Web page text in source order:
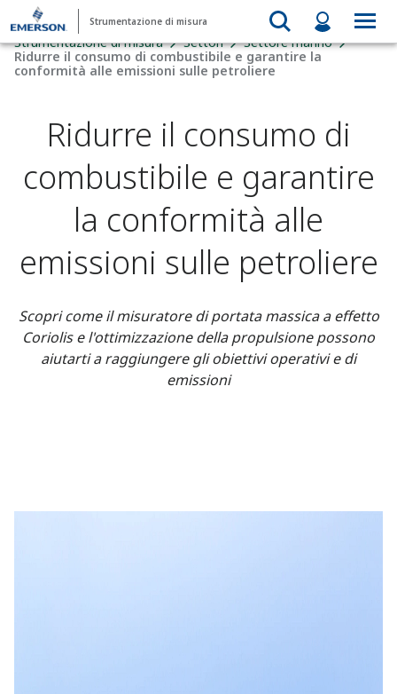
Strumentazione di misura
Strumentazione di misura Settori
Settore marino
Ridurre il consumo di combustibile e garantire la
conformità alle emissioni sulle petroliere
Ridurre il consumo di
combustibile e garantire
la conformità alle
emissioni sulle petroliere
Scopri come il misuratore di portata massica a effetto
Coriolis e l'ottimizzazione della propulsione possono
aiutarti a raggiungere gli obiettivi operativi e di
emissioni